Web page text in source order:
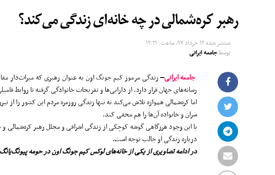
رهبر کره‌شمالی در چه خانه‌ای زندگی می‌کند؟
منتشر شده۱۲ خرداد ۹۷, ساعت: ۱۲:۲۱
توسطجامعه ایرانی
جامعه ایرانی–زندگی مرموز کیم جونگ اون به عنوان رهبری که میراث‌دار
رسانه‌های جهان قرار دارد، از دارایی‌ها و تفریحات خانوادگی گرفته تا روابط
اما کره‌شمالی همواره تلاش می‌کند نه تنها زندگی روزمره مردم این کشور را
سران و خانواده آن‌ها را هم مخفی کند.
با این وجود هرزگاهی گوشه کوچکی از زندگی اشرافی و مجلل رهبر
درباره زندگی او جالب توجه است.
در ادامه تصاویری از یکی از خانه‌های لوکس کیم جونگ اون در حومه پیونگ‌یانگ